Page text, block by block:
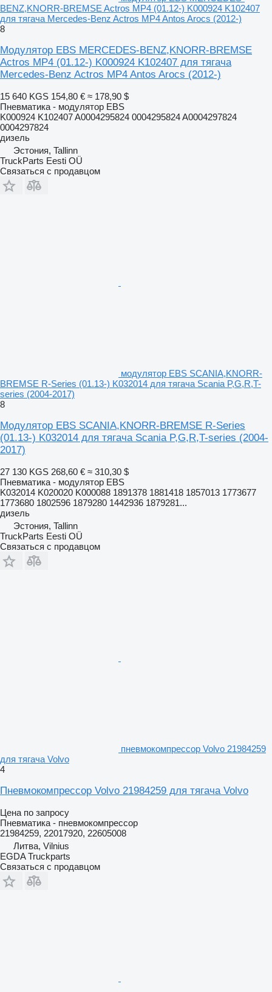
BENZ,KNORR-BREMSE Actros MP4 (01.12-) K000924 K102407
для тягача Mercedes-Benz Actros MP4 Antos Arocs (2012-)
8
Модулятор EBS MERCEDES-BENZ,KNORR-BREMSE
Actros MP4 (01.12-) K000924 K102407 для тягача
Mercedes-Benz Actros MP4 Antos Arocs (2012-)
15 640 KGS 154,80 € ≈ 178,90 $
Пневматика - модулятор EBS
K000924 K102407 A0004295824 0004295824 A0004297824
0004297824
дизель
Эстония, Tallinn
TruckParts Eesti OÜ
Связаться с продавцом
модулятор EBS SCANIA,KNORR-
BREMSE R-Series (01.13-) K032014 для тягача Scania P,G,R,T-
series (2004-2017)
8
Модулятор EBS SCANIA,KNORR-BREMSE R-Series
(01.13-) K032014 для тягача Scania P,G,R,T-series (2004-
2017)
27 130 KGS 268,60 € ≈ 310,30 $
Пневматика - модулятор EBS
K032014 K020020 K000088 1891378 1881418 1857013 1773677
1773680 1802596 1879280 1442936 1879281...
дизель
Эстония, Tallinn
TruckParts Eesti OÜ
Связаться с продавцом
пневмокомпрессор Volvo 21984259
для тягача Volvo
4
Пневмокомпрессор Volvo 21984259 для тягача Volvo
Цена по запросу
Пневматика - пневмокомпрессор
21984259, 22017920, 22605008
Литва, Vilnius
EGDA Truckparts
Связаться с продавцом